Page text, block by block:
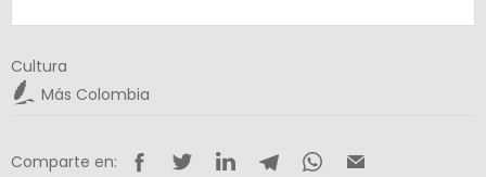
Cultura
Más Colombia
Comparte en: